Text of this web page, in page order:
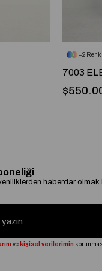
2
7003
haberdar
ve kişisel verilerimin